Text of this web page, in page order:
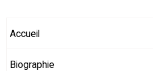
Accueil
Biographie